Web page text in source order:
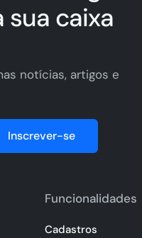
sua caixa
notícias, artigos e
Inscrever-se
Funcionalidades
Cadastros